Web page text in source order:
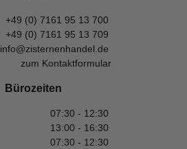
+49 (0) 7161 95 13 700
+49 (0) 7161 95 13 709
info@zisternenhandel.de
zum Kontaktformular
Bürozeiten
07:30 - 12:30
13:00 - 16:30
07:30 - 12:30